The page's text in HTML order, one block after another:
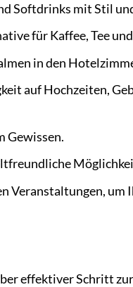
Softdrinks mit Stil
für Kaffee, Tee
in den
auf Hochzeiten,
Gewissen.
Veranstaltungen, um
effektiver Schritt